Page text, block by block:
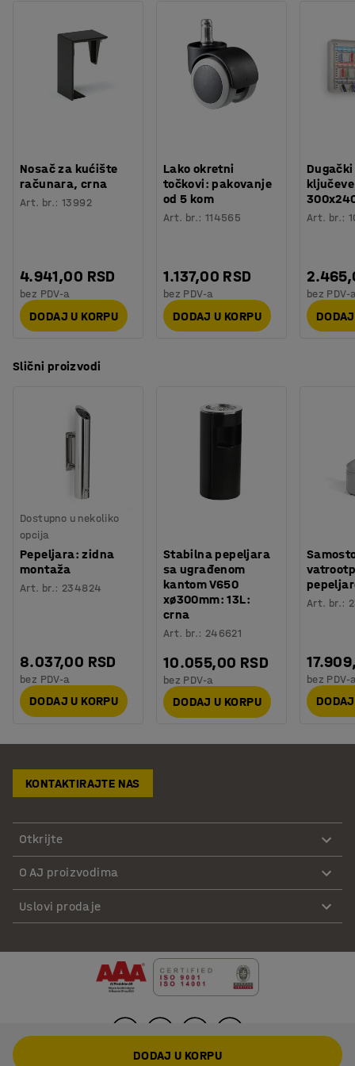
skupljaju opušci i pepeo.
Preporučen broj osoba potrebnih za montažu
Orijentaciono vreme potrebno za montažu:
Montaža: Sklopljeno
Nosač za kućište
računara, crna
Art. br.:13992
4.941,00 RSD
bez PDV-a
DODAJ U KORPU
Lako okretni
točkovi: pakovanje
od 5 kom
Art. br.: 114565
1.137,00 RSD
bez PDV-a
DODAJ U KORPU
Art. br.:
bez PDV-
Slični proizvodi
Dostupno u nekoliko
opcija
Pepeljara: zidna
montaža
Art. br.: 234824
8.037,00 RSD
bez PDV-a
DODAJ U KORPU
Stabilna pepeljara
sa ugrađenom
kantom V650
xø300mm: 13L:
crna
Art. br.: 246621
10.055,00 RSD
bez PDV-a
DODAJ U KORPU
Art. br.:
bez PDV-
KONTAKTIRAJTE NAS
Otkrijte
O AJ proizvodima
Uslovi prodaje
DODAJ U KORPU